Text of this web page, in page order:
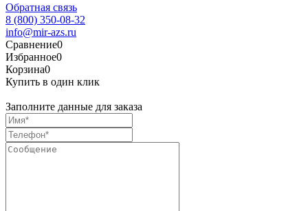
Обратная связь
8 (800) 350-08-32
info@mir-azs.ru
Сравнение0
Избранное0
Корзина0
Купить в один клик
Заполните данные для заказа